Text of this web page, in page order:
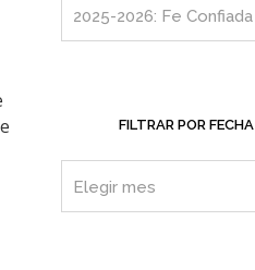
FILTRAR POR FECHA